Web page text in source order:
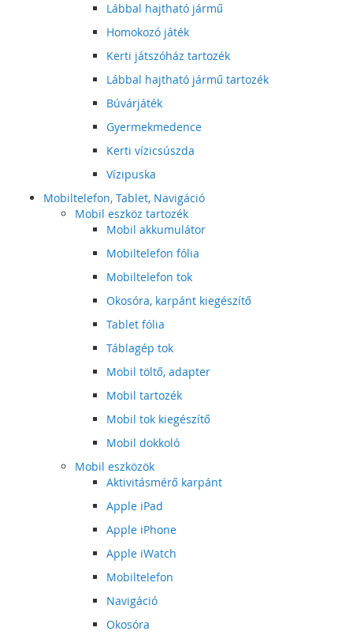
Lábbal hajtható jármű
Homokozó játék
Kerti játszóház tartozék
Lábbal hajtható jármű tartozék
Búvárjáték
Gyermekmedence
Kerti vízicsúszda
Vízipuska
Mobiltelefon, Tablet, Navigáció
Mobil eszköz tartozék
Mobil akkumulátor
Mobiltelefon fólia
Mobiltelefon tok
Okosóra, karpánt kiegészítő
Tablet fólia
Táblagép tok
Mobil töltő, adapter
Mobil tartozék
Mobil tok kiegészítő
Mobil dokkoló
Mobil eszközök
Aktivitásmérő karpánt
Apple iPad
Apple iPhone
Apple iWatch
Mobiltelefon
Navigáció
Okosóra